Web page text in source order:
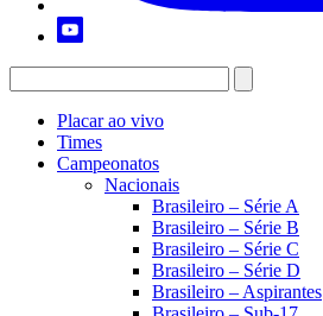
Placar ao vivo
Times
Campeonatos
Nacionais
Brasileiro – Série A
Brasileiro – Série B
Brasileiro – Série C
Brasileiro – Série D
Brasileiro – Aspirantes